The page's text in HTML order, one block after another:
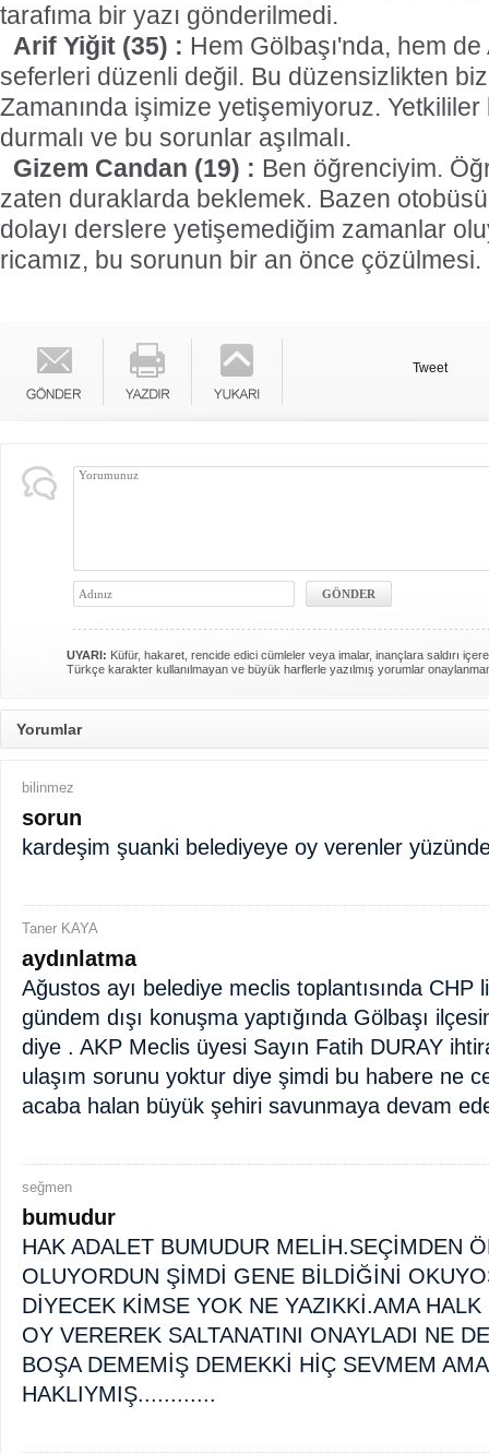
tarafıma bir yazı gönderilmedi.
Arif Yiğit (35) : Hem Gölbaşı'nda, hem
seferleri düzenli değil. Bu düzensizlikten
Zamanında işimize yetişemiyoruz.
durmalı ve bu sorunlar aşılmalı.
Gizem Candan (19) : Ben öğrenciyim.
zaten duraklarda beklemek. Bazen
dolayı derslere yetişemediğim zamanlar
ricamız, bu sorunun bir an önce çözülmesi.
Tweet
UYARI: Küfür, hakaret, rencide edici cümleler veya imalar, inançlara saldırı
Türkçe karakter kullanılmayan ve büyük harflerle yazılmış yorumlar
Yorumlar
bilinmez
sorun
kardeşim şuanki belediyeye oy verenler
Taner KAYA
aydınlatma
Ağustos ayı belediye meclis toplantısında CHP
gündem dışı konuşma yaptığında Gölbaşı
diye . AKP Meclis üyesi Sayın Fatih DURAY
ulaşım sorunu yoktur diye şimdi bu habere ne
acaba halan büyük şehiri savunmaya devam
seğmen
bumudur
HAK ADALET BUMUDUR MELİH.SEÇİMDEN
OLUYORDUN ŞİMDİ GENE BİLDİĞİNİ
DİYECEK KİMSE YOK NE YAZIKKİ.AMA
OY VEREREK SALTANATINI ONAYLADI NE
BOŞA DEMEMİŞ DEMEKKİ HİÇ SEVMEM
HAKLIYMIŞ............